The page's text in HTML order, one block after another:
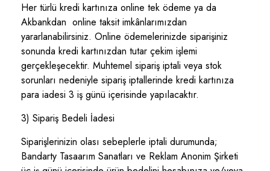
Her türlü kredi kartınıza online tek ödeme ya da
Akbankdan online taksit imkânlarımızdan
yararlanabilirsiniz. Online ödemelerinizde siparişiniz
sonunda kredi kartınızdan tutar çekim işlemi
gerçekleşecektir. Muhtemel sipariş iptali veya stok
sorunları nedeniyle sipariş iptallerinde kredi kartınıza
para iadesi 3 iş günü içerisinde yapılacaktır.
3) Sipariş Bedeli İadesi
Siparişlerinizin olası sebeplerle iptali durumunda;
Bandarty Tasaarım Sanatları ve Reklam Anonim Şirketi